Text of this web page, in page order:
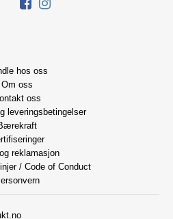
hos oss
Om oss
oss
leveringsbetingelser
reklamasjon
/ Code of Conduct